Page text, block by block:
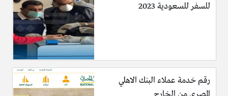
للسفر للسعودية 2023
رقم خدمة عملاء البنك الاهلي